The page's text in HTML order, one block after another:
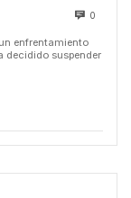
0
enfrentamiento
decidido suspender